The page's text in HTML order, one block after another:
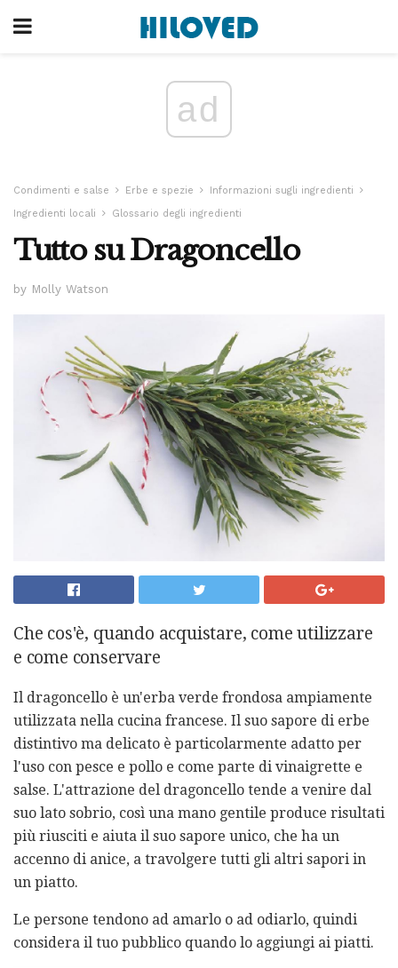
ad
Condimenti e salse Erbe e spezie
Informazioni sugli ingredienti
Ingredienti locali
Glossario degli ingredienti
Tutto su Dragoncello
by Molly Watson
Che cos'è, quando acquistare, come utilizzare
e come conservare
Il dragoncello è un'erba verde frondosa ampiamente
utilizzata nella cucina francese. Il suo sapore di erbe
distintivo ma delicato è particolarmente adatto per
l'uso con pesce e pollo e come parte di vinaigrette e
salse. L'attrazione del dragoncello tende a venire dal
suo lato sobrio, così una mano gentile produce risultati
più riusciti e aiuta il suo sapore unico, che ha un
accenno di anice, a travolgere tutti gli altri sapori in
un piatto.
Le persone tendono ad amarlo o ad odiarlo, quindi
considera il tuo pubblico quando lo aggiungi ai piatti.